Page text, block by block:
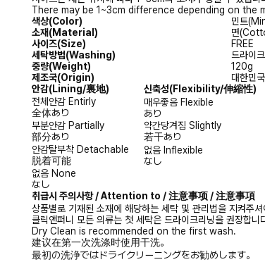
There may be 1~3cm difference depending on the
색상(Color)
민트
소재(Material)
면
사이즈(Size)
FREE
세탁방법(Washing)
드라이
중량(Weight)
120g
제조국(Origin)
대한민
안감(Lining/裏地) 신축성(Flexibility/伸縮性)
전체안감 Entirly
全体あり
매우좋음 Flexible
あり
부분안감 Partially
部分あり
약간당겨짐 Slightly
若干あり
안감탈부착 Detachable
脱着可能
없음 Inflexible
なし
없음 None
なし
취급시 주의사항 / Attention to / 注意事项 / 注意事項
상품별로 기재된 소재에 해당하는 세탁 및 관리법을 지켜주
클릭앤퍼니 모든 의류는 첫 세탁은 드라이크리닝을 권장합니
Dry Clean is recommended on the first wash.
建议在第一次洗涤时使用干洗。
最初の洗浄ではドライクリーニングをお勧めします。